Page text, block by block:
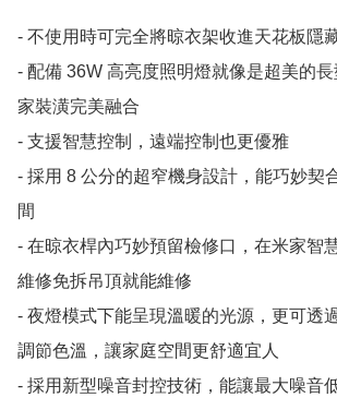
- 不使用時可完全將晾衣架收進天花板隱
- 配備 36W 高亮度照明燈就像是超美的
家裝潢完美融合
- 支援智慧控制，遠端控制也更優雅
- 採用 8 公分的超窄機身設計，能巧妙契
間
- 在晾衣桿內巧妙預留檢修口，在米家智
維修免拆吊頂就能維修
- 夜燈模式下能呈現溫暖的光源，更可透
調節色溫，讓家庭空間更舒適宜人
- 採用新型噪音封控技術，能讓最大噪音